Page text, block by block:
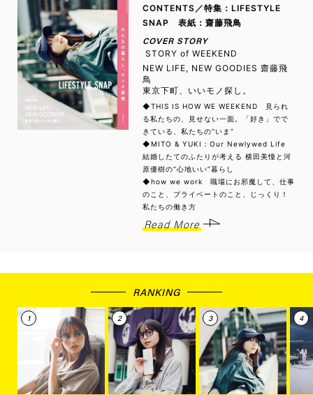
CONTENTS／特集：LIFESTYLE
SNAP 表紙：齋藤飛鳥
COVER STORY
STORY of WEEKEND
NEW LIFE, NEW GOODIES 齋藤飛
鳥
東京下町、いいモノ探し。
◆THIS IS HOW WE WEEKEND 見られ
る私たちの、見せない一面。「好き」でで
きている、私たちの“いま”
◆MITO & YUKI：Our Newlywed Life
結婚したてのふたりが考える 横田美憧と河
原優樹の“心地いい”暮らし
◆how we work 職場にお邪魔して、仕事
のこと、プライベートのこと、じっくり！
私たちの働き方
Read More
RANKING